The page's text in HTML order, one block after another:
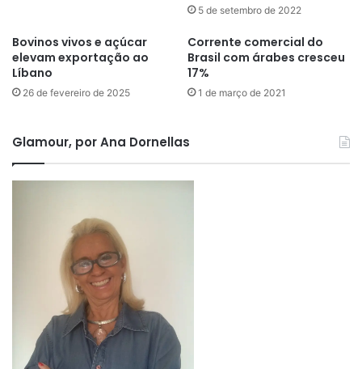
5 de setembro de 2022
Bovinos vivos e açúcar
elevam exportação ao
Líbano
26 de fevereiro de 2025
Corrente comercial do
Brasil com árabes cresceu
17%
1 de março de 2021
Glamour, por Ana Dornellas